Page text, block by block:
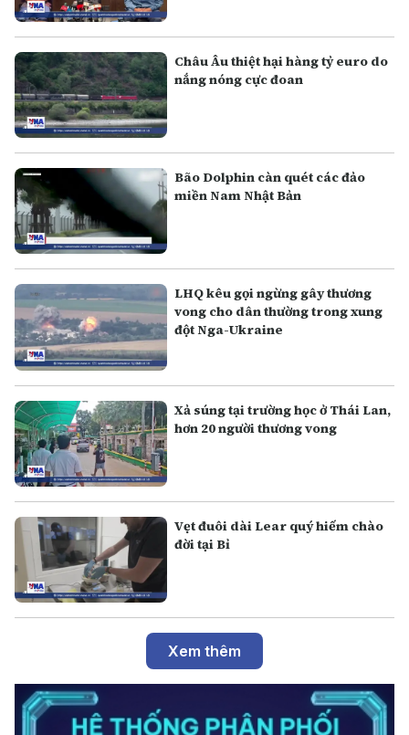
Châu Âu thiệt hại hàng tỷ euro do
nắng nóng cực đoan
Bão Dolphin càn quét các đảo
miền Nam Nhật Bản
LHQ kêu gọi ngừng gây thương
vong cho dân thường trong xung
đột Nga-Ukraine
Xả súng tại trường học ở Thái Lan,
hơn 20 người thương vong
Vẹt đuôi dài Lear quý hiếm chào
đời tại Bỉ
Xem thêm